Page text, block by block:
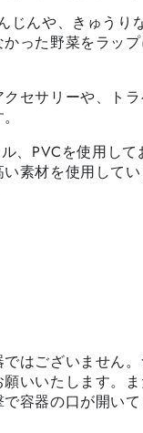
じんや、きゅう
った野菜をラッ
セサリーや、ト
、PVCを使用し
素材を使用して
はございません
いいたします。
容器の口が開い